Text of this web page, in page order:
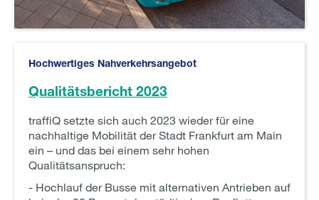
Hochwertiges Nahverkehrsangebot
Qualitätsbericht 2023
traffiQ setzte sich auch 2023 wieder für eine
nachhaltige Mobilität der Stadt Frankfurt am Main
ein – und das bei einem sehr hohen
Qualitätsanspruch:
- Hochlauf der Busse mit alternativen Antrieben auf